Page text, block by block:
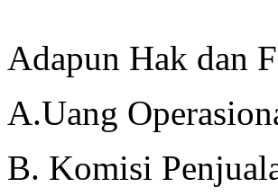
Adapun Hak dan
A.Uang
B. Komisi